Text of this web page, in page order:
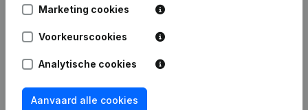
Veelgestelde vragen
Wat is het btw-nummer van Beat The Heat?
Marketing cookies
Voorkeurscookies
Analytische cookies
Aanvaard alle cookies